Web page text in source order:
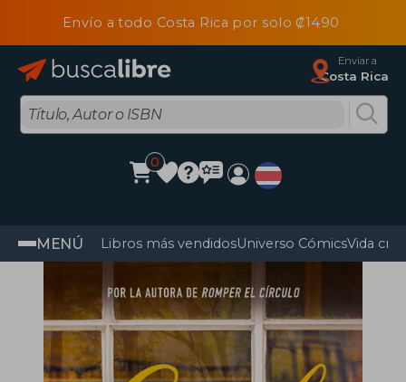
Envío a todo Costa Rica por solo ₡1490
Enviar a
Costa Rica
0
MENÚ Libros más vendidosUniverso CómicsVida